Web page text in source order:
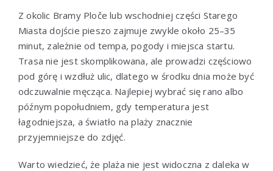
Z okolic Bramy Ploče lub wschodniej części Starego
Miasta dojście pieszo zajmuje zwykle około 25–35
minut, zależnie od tempa, pogody i miejsca startu.
Trasa nie jest skomplikowana, ale prowadzi częściowo
pod górę i wzdłuż ulic, dlatego w środku dnia może być
odczuwalnie męcząca. Najlepiej wybrać się rano albo
późnym popołudniem, gdy temperatura jest
łagodniejsza, a światło na plaży znacznie
przyjemniejsze do zdjęć.
Warto wiedzieć, że plaża nie jest widoczna z daleka w